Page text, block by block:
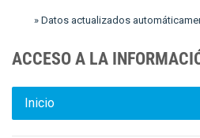
» Datos actualizados
ACCESO A LA
Inicio